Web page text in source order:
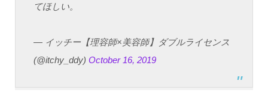
てほしい。
— イッチー【理容師×美容師】ダブルライセンス
(@itchy_ddy) October 16, 2019